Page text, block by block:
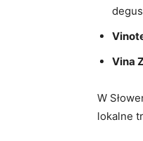
Vina
W
lokalne